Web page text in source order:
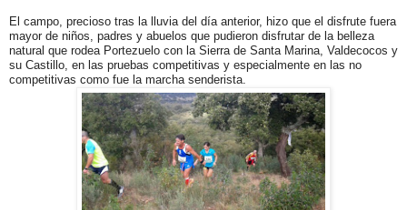
El campo, precioso tras la lluvia del día anterior, hizo que el disfrute fuera
mayor de niños, padres y abuelos que pudieron disfrutar de la belleza
natural que rodea Portezuelo con la Sierra de Santa Marina, Valdecocos y
su Castillo, en las pruebas competitivas y especialmente en las no
competitivas como fue la marcha senderista.